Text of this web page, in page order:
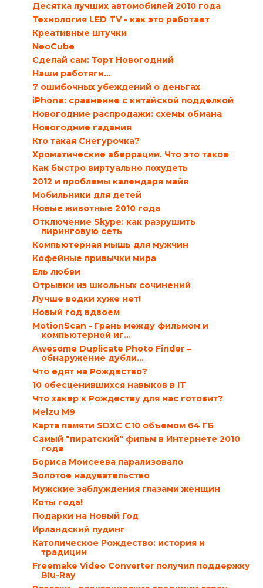
Десятка лучших автомобилей 2010 года
Технология LED TV - как это работает
Креативные штучки
NeoCube
Сделай сам: Торт Новогодний
Наши работяги…
7 ошибочных убеждений о деньгах
iPhone: сравнение с китайской подделкой
Новогодние распродажи: схемы обмана
Новогодние гадания
Кто такая Снегурочка?
Хроматические аберрации. Что это такое
Как быстро виртуально похудеть
2012 и проблемы календаря майя
Мобильники для детей
Новые животные 2010 года
Отключение Skype: как разрушить
пиринговую сеть
Компьютерная мышь для мужчин
Кофейные привычки мира
Ель любви
Отрывки из школьных сочинений
Лучше водки хуже нет!
Новый год вдвоем
MotionScan - Грань между фильмом и
компьютерной иг...
Awesome Duplicate Photo Finder –
обнаружение дубли...
Что едят на Рождество?
10 обесценившихся навыков в IT
Что хакер к Рождеству для нас готовит?
Meizu M9
Карта памяти SDXC C10 объемом 64 ГБ
Самый "пиратский" фильм в Интернете 2010
года
Бориса Моисеева парализовало
Золотое надувательство
Мужские заблуждения глазами женщин
Коты года!
Подарки на Новый Год
Ирландский пудинг
Католическое Рождество: история и
традиции
Freemake Video Converter получил поддержку
Blu-Ray